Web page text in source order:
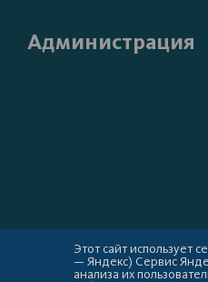
Администрация
Этот сайт использует
— Яндекс) Сервис
анализа их